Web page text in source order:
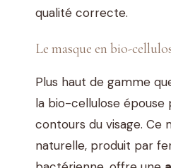
qualité correcte.
Le masque en bio-
Plus haut de gamme
la bio-cellulose épouse
contours du visage. Ce
naturelle, produit par